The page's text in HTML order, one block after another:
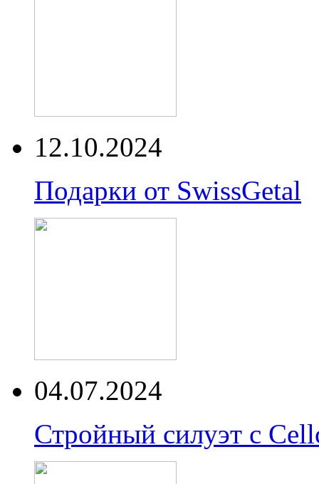
12.10.2024
Подарки от SwissGetal
04.07.2024
Стройный силуэт с